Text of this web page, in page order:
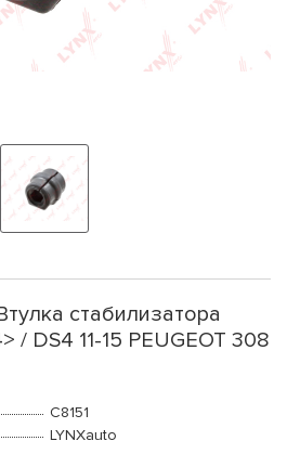
стабилизатора
/ DS4 11-15 PEUGEOT 308
C8151
LYNXauto